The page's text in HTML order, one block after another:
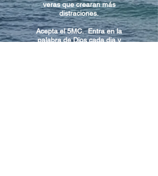
veras que crearan más
distraciones.
Acepta el 5MC. Entra en la
palabra de Dios cada dia y